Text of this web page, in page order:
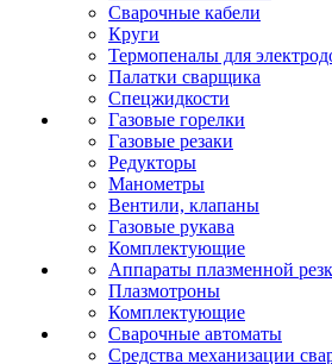
Сварочные кабели
Круги
Термопеналы для
Палатки сварщика
Спецжидкости
Газовые горелки
Газовые резаки
Редукторы
Манометры
Вентили, клапаны
Газовые рукава
Комплектующие
Аппараты плазменной
Плазмотроны
Комплектующие
Сварочные автоматы
Средства механизации